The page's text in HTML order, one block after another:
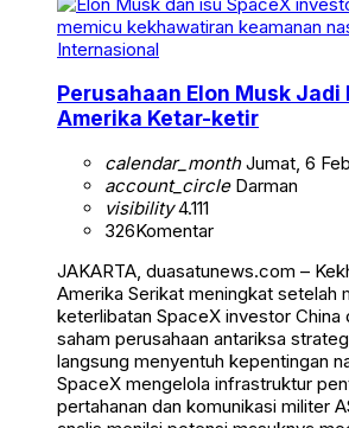
Internasional
Perusahaan Elon Musk Jadi
Amerika Ketar-ketir
calendar_monthJumat, 6
account_circleDarman
visibility4.111
326Komentar
JAKARTA, duasatunews.com –
Amerika Serikat meningkat setelah
keterlibatan SpaceX investor China
saham perusahaan antariksa
langsung menyentuh kepentingan
SpaceX mengelola infrastruktur
pertahanan dan komunikasi militer